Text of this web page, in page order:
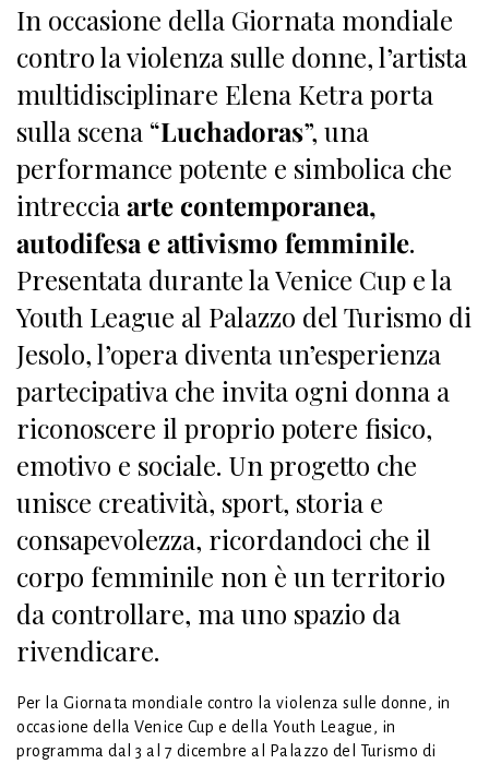
In occasione della Giornata mondiale
contro la violenza sulle donne, l’artista
multidisciplinare Elena Ketra porta
sulla scena “Luchadoras”, una
performance potente e simbolica che
intrecciaarte contemporanea,
autodifesa e attivismo femminile.
Presentata durante la Venice Cup e la
Youth League al Palazzo del Turismo di
Jesolo, l’opera diventa un’esperienza
partecipativa che invita ogni donna a
riconoscere il proprio potere fisico,
emotivo e sociale. Un progetto che
unisce creatività, sport, storia e
consapevolezza, ricordandoci che il
corpo femminile non è un territorio
da controllare, ma uno spazio da
rivendicare.
Per la Giornata mondiale contro la violenza sulle donne, in
occasione della Venice Cup e della Youth League, in
programma dal 3 al 7 dicembre al Palazzo del Turismo di